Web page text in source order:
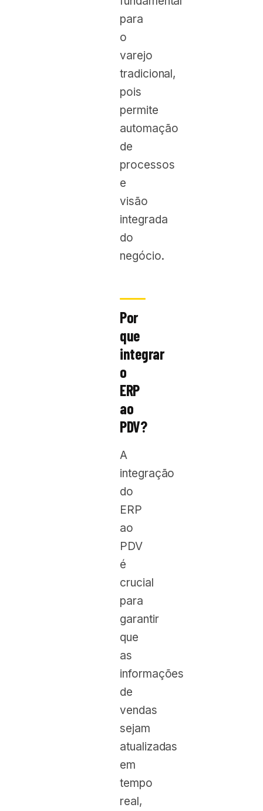
para
o
varejo
tradicional,
pois
permite
automação
de
processos
e
visão
integrada
do
negócio.
Por
que
integrar
o
ERP
ao
PDV?
A
integração
do
ERP
ao
PDV
é
crucial
para
garantir
que
as
informações
de
vendas
sejam
atualizadas
em
tempo
real,